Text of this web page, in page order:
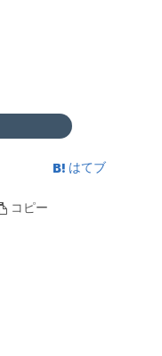
はてブ
コピー